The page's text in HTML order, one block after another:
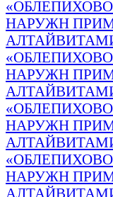
НАРУЖН
НАРУЖН
НАРУЖН
НАРУЖН